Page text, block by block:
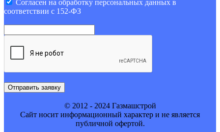
Cогласен на обработку персональных данных в
соответствии с 152-ФЗ
Отправить заявку
© 2012 - 2024 Газмашстрой
Cайт носит информационный характер и не является
публичной офертой.